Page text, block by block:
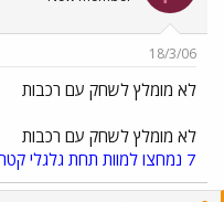
ך
18/3/06
לא מומלץ לשחק עם רכבות
לא מומלץ לשחק עם רכבות
7 נמחצו למוות תחת גלגלי קטר